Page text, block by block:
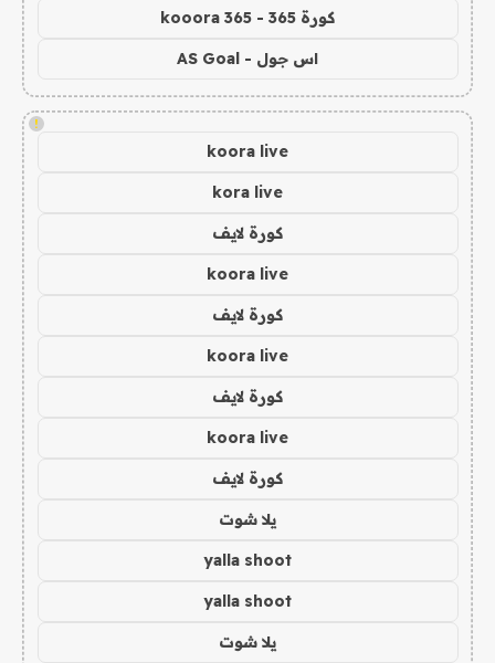
كورة 365 - kooora 365
اس جول - AS Goal
!
koora live
kora live
كورة لايف
koora live
كورة لايف
koora live
كورة لايف
koora live
كورة لايف
يلا شوت
yalla shoot
yalla shoot
يلا شوت